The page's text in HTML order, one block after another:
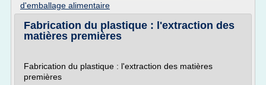
d'emballage alimentaire
Fabrication du plastique : l'extraction des
matières premières
Fabrication du plastique : l'extraction des matières
premières